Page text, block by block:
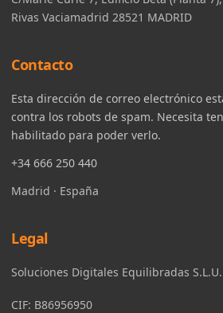
Rivas Vaciamadrid 28521 MADRID
Contacto
Esta dirección de correo electrónico
contra los robots de spam. Necesita
habilitado para poder verlo.
+34 666 250 440
Madrid · España
Legal
Soluciones Digitales Equilibradas S.L.U.
CIF: B86956950